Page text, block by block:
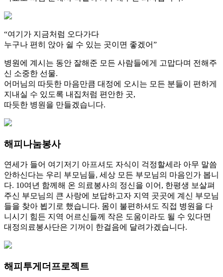
“여기가 지금처럼 오다가다
누구나 편히 앉아 쉴 수 있는 곳이면 좋겠어”
병원에 계시는 동안 잘해준 모든 사람들에게 고맙다며 전해주
신 소중한 선물.
어머님의 따듯한 마음만큼 대정에 오시는 모든 분들이 편하게
지내실 수 있도록 내집처럼 편안한 곳,
따듯한 병원을 만들겠습니다.
해피나눔봉사
연세가 들어 여기저기 아프셔도 자식이 걱정할세라 아무 말씀
안하신다는 우리 부모님들, 세상 모든 부모님의 마음인가 봅니
다. 10여년 함께해 온 의료봉사의 정신을 이어, 한평생 보살펴
주신 부모님의 큰 사랑에 보답하고자 지역 곳곳에 계신 부모님
들을 찾아 뵙기로 했습니다. 몸이 불편하셔도 직접 병원을 다
니시기 힘든 지역 어르신들께 작은 도움이라도 될 수 있다면
대정의료봉사단은 기꺼이 한걸음에 달려가겠습니다.
해피투게더프로젝트